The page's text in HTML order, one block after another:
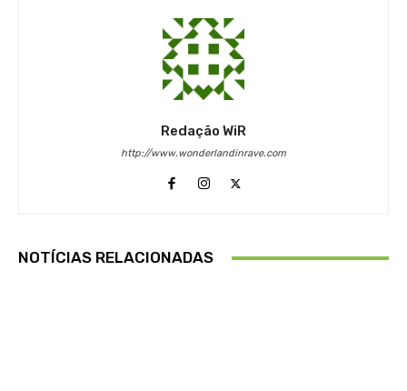
Redação WiR
http://www.wonderlandinrave.com
NOTÍCIAS RELACIONADAS